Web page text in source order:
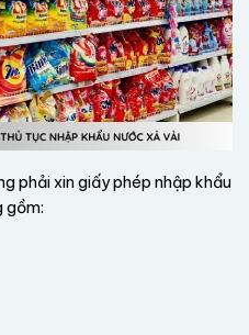
phải xin giấy phép nhập khẩu
gồm: